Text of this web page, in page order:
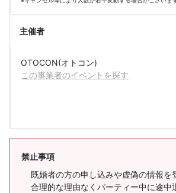
主催者
OTOCON(オトコン)
この事業者のイベントを探す
禁止事項
既婚者の方の申し込みや虚偽の情報を
合理的な理由なくパーティー中に途中